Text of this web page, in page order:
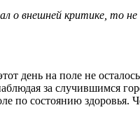
о внешней критике,
день на поле не
за случившимся
по состоянию здоровья.